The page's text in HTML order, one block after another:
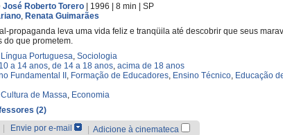
José Roberto Torero | 1996 | 8 min
SP
, Renata Guimarães
propaganda leva uma vida feliz e tranqüila até descobrir que seus
do que prometem.
Língua Portuguesa, Sociologia
a 14 anos, de 14 a 18 anos, acima de 18 anos
Fundamental II , Formação de Educadores, Ensino Técnico, Educação
Cultura de Massa, Economia
(2)
Envie por e-mail Adicione à cinemateca